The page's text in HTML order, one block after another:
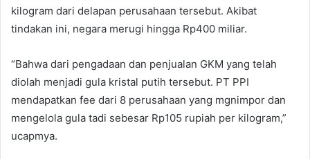
kilogram dari delapan perusahaan tersebut. Akibat
tindakan ini, negara merugi hingga Rp400 miliar.
“Bahwa dari pengadaan dan penjualan GKM yang telah
diolah menjadi gula kristal putih tersebut. PT PPI
mendapatkan fee dari 8 perusahaan yang mgnimpor dan
mengelola gula tadi sebesar Rp105 rupiah per kilogram,”
ucapmya.